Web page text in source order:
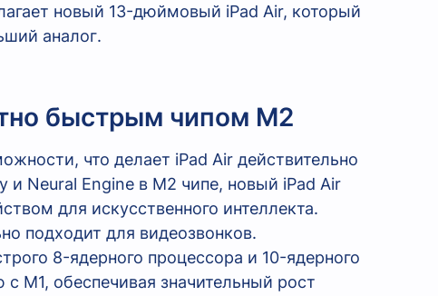
новый 13-дюймовый iPad Air, который
аналог.
быстрым чипом М2
что делает iPad Air действительно
Neural Engine в M2 чипе, новый iPad Air
для искусственного интеллекта.
подходит для видеозвонков.
8-ядерного процессора и 10-ядерного
M1, обеспечивая значительный рост